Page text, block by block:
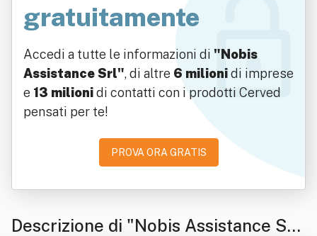
gratuitamente
Accedi a tutte le informazioni di "Nobis
Assistance Srl", di altre 6 milionidi imprese
e 13 milionidi contatti con i prodotti Cerved
pensati per te!
PROVA ORA GRATIS
Descrizione di "Nobis Assistance Sr